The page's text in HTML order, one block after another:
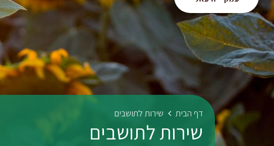
דף הבית שירות לתושבים
שירות לתושבים